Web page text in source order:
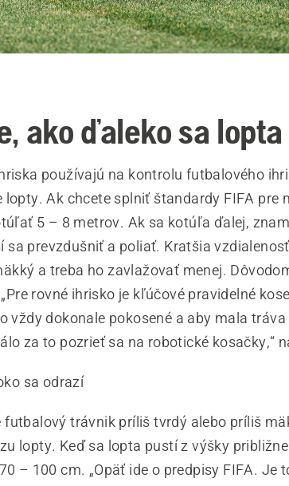
ako ďaleko sa
používajú na kontrolu futbalového
Ak chcete splniť štandardy FIFA pre
5 – 8 metrov. Ak sa kotúľa ďalej,
sa prevzdušniť a poliať. Kratšia
a treba ho zavlažovať menej.
rovné ihrisko je kľúčové pravidelné
vždy dokonale pokosené a aby mala
za to pozrieť sa na robotické kosačky,“
sa odrazí
futbalový trávnik príliš tvrdý alebo príliš
lopty. Keď sa lopta pustí z výšky
– 100 cm. „Opäť ide o predpisy FIFA. Je